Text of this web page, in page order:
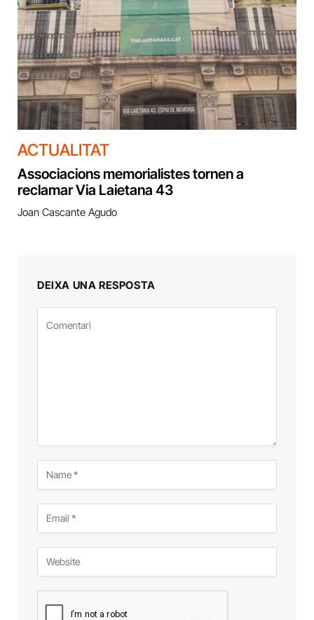
ACTUALITAT
Associacions memorialistes tornen a
reclamar Via Laietana 43
Joan Cascante Agudo
DEIXA UNA RESPOSTA